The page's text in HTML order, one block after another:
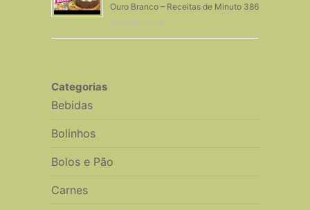
Ouro Branco – Receitas de Minuto 386
30 Julho, 2018
Categorias
Bebidas
Bolinhos
Bolos e Pão
Carnes